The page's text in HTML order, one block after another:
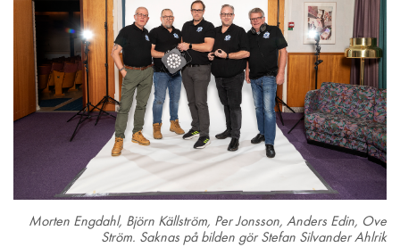
Morten Engdahl, Björn Källström, Per Jonsson, Anders Edin, Ove
Ström. Saknas på bilden gör Stefan Silvander Ahlrik